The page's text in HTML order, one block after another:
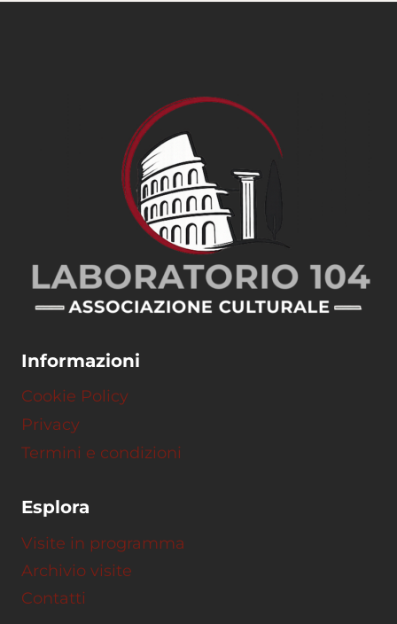
Informazioni
Cookie Policy
Privacy
Termini e condizioni
Esplora
Visite in programma
Archivio visite
Contatti